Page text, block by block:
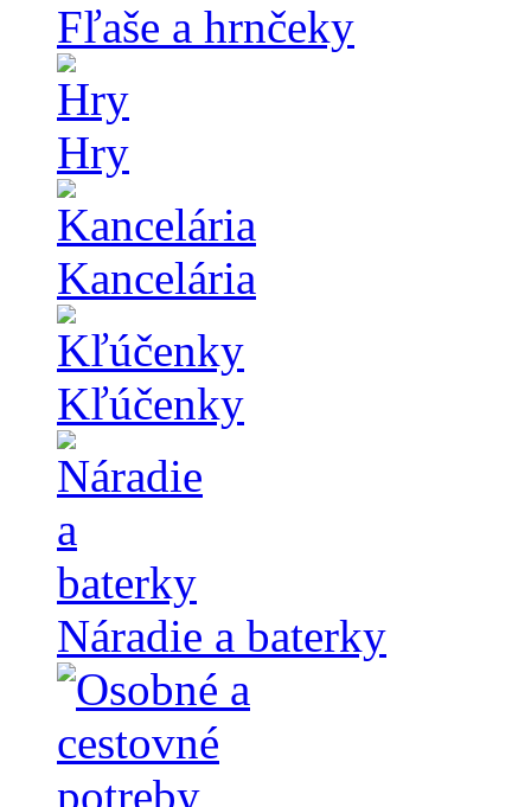
Fľaše a hrnčeky
Hry
Kancelária
Kľúčenky
Náradie a baterky